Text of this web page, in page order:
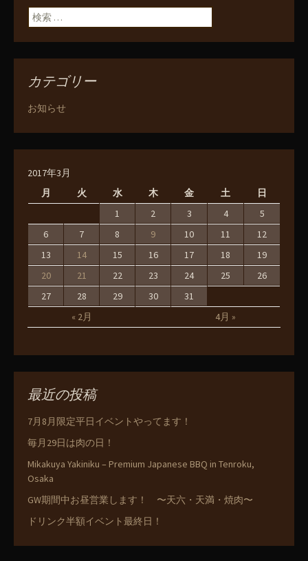
ン
検索:
カテゴリー
お知らせ
2017年3月
月
火 水 木 金 土 日
« 2月 4月 »
1 2 3 4
5
6
7 8 9 10 11
12
13
14 15 16 17 18
19
20
21 22 23 24 25
26
27
28 29 30 31
最近の投稿
7月8月限定平日イベントやってます！
毎月29日は肉の日！
Mikakuya Yakiniku – Premium Japanese BBQ in Tenroku,
Osaka
GW期間中お昼営業します！ 〜天六・天満・焼肉〜
ドリンク半額イベント最終日！